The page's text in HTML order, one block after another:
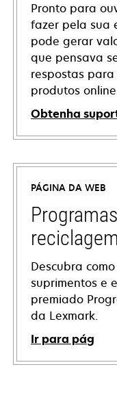
Pronto para
fazer pela sua
pode gerar
que pensava
respostas
produtos
Obtenha
abre
em
nova
guia
PÁGINA DA WEB
Descubra
suprimentos e
premiado
da Lexmark.
Ir para pág